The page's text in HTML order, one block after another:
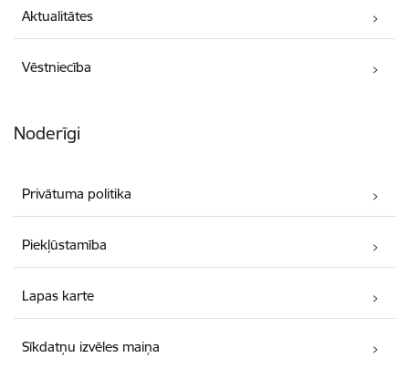
Aktualitātes
Vēstniecība
Noderīgi
Privātuma politika
Piekļūstamība
Lapas karte
Sīkdatņu izvēles maiņa